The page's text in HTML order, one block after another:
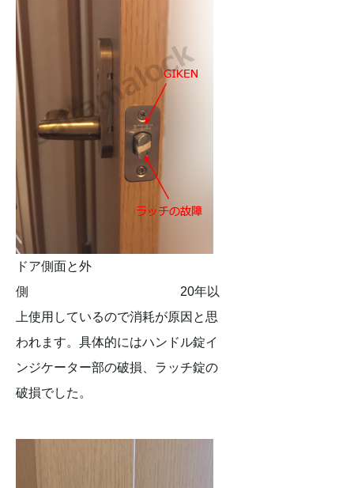
ドア側面と外
側 20年以
上使用しているので消耗が原因と思
われます。具体的にはハンドル錠イ
ンジケーター部の破損、ラッチ錠の
破損でした。